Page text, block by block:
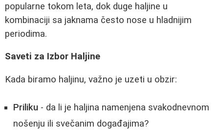
popularne tokom leta, dok duge haljine u
kombinaciji sa jaknama često nose u hladnijim
periodima.
Saveti za Izbor Haljine
Kada biramo haljinu, važno je uzeti u obzir:
Priliku - da li je haljina namenjena svakodnevnom
nošenju ili svečanim događajima?